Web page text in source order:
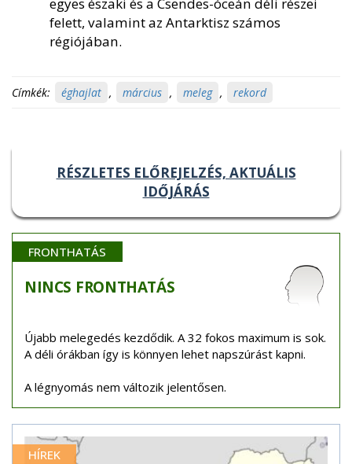
egyes északi és a Csendes-óceán déli részei
felett, valamint az Antarktisz számos
régiójában.
Címkék: éghajlat , március , meleg , rekord
RÉSZLETES ELŐREJELZÉS, AKTUÁLIS
IDŐJÁRÁS
FRONTHATÁS
NINCS FRONTHATÁS
Újabb melegedés kezdődik. A 32 fokos maximum is sok.
A déli órákban így is könnyen lehet napszúrást kapni.
A légnyomás nem változik jelentősen.
HÍREK